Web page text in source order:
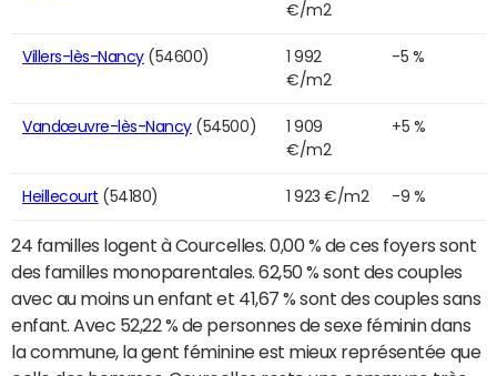
€/m2
Villers-lès-Nancy(54600)
1 992
€/m2
-5 %
Vandœuvre-lès-Nancy(54500)
1 909
€/m2
+5 %
Heillecourt (54180) 1 923 €/m2 -9 %
24 familles logent à Courcelles. 0,00 % de ces foyers sont
des familles monoparentales. 62,50 % sont des couples
avec au moins un enfant et 41,67 % sont des couples sans
enfant. Avec 52,22 % de personnes de sexe féminin dans
la commune, la gent féminine est mieux représentée que